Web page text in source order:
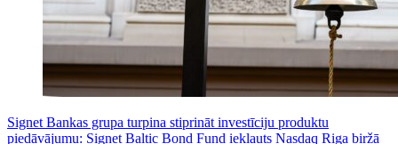
Signet Bankas grupa turpina stiprināt investīciju produktu
piedāvājumu: Signet Baltic Bond Fund iekļauts Nasdaq Riga biržā